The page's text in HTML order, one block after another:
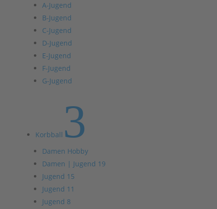
A-Jugend
B-Jugend
C-Jugend
D-Jugend
E-Jugend
F-Jugend
G-Jugend
Korbball 3
Damen Hobby
Damen | Jugend 19
Jugend 15
Jugend 11
Jugend 8